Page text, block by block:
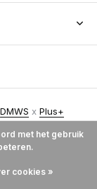
DMWS x Plus+
met het gebruik
cookies »